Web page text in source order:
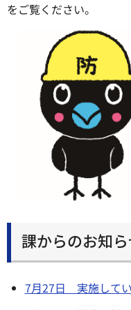
をご覧ください。
課からのお知
7月27日 実施してい